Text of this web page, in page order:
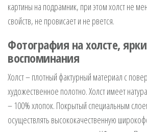
картины на подрамник, при этом холст не
свойств, не провисает и не рвется.
Фотография на холсте,
воспоминания
Холст – плотный фактурный материал с
художественное полотно. Холст имеет
– 100% хлопок. Покрытый специальным
осуществлять высококачественную